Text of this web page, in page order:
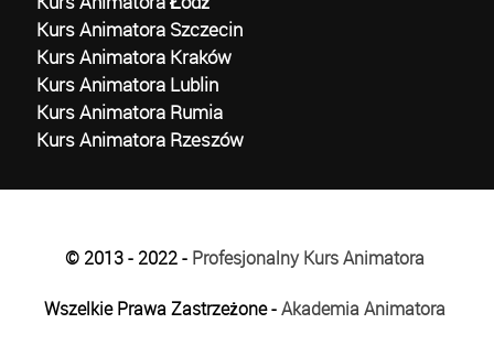
Kurs Animatora Szczecin
Kurs Animatora Kraków
Kurs Animatora Lublin
Kurs Animatora Rumia
Kurs Animatora Rzeszów
© 2013 - 2022 - Profesjonalny Kurs Animatora
Wszelkie Prawa Zastrzeżone -Akademia Animatora